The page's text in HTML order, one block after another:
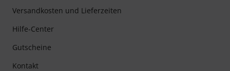
Versandkosten und Lieferzeiten
Hilfe-Center
Gutscheine
Kontakt